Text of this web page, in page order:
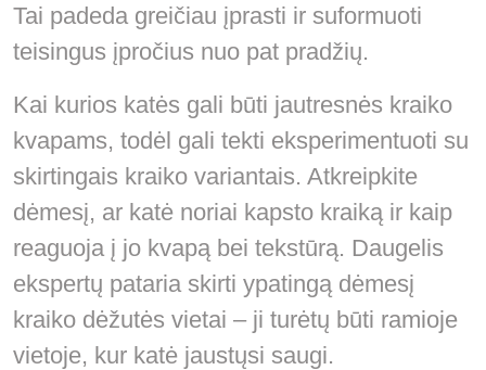
Tai padeda greičiau įprasti ir suformuoti
teisingus įpročius nuo pat pradžių.
Kai kurios katės gali būti jautresnės kraiko
kvapams, todėl gali tekti eksperimentuoti su
skirtingais kraiko variantais. Atkreipkite
dėmesį, ar katė noriai kapsto kraiką ir kaip
reaguoja į jo kvapą bei tekstūrą. Daugelis
ekspertų pataria skirti ypatingą dėmesį
kraiko dėžutės vietai – ji turėtų būti ramioje
vietoje, kur katė jaustųsi saugi.